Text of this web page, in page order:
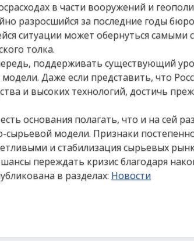
в части вооружений и
разросшийся за последние годы
ситуации может обернуться самыми
толка.
поддерживать существующий
Даже если представить, что
и высоких технологий, достичь
основания полагать, что и на сей
сырьевой модели. Признаки
и стабилизация сырьевых
переждать кризис благодаря
в разделах: Новости